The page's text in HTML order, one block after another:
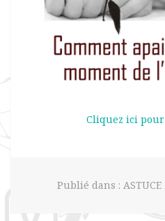
Cliquez ici
Publié dans : ASTUCE